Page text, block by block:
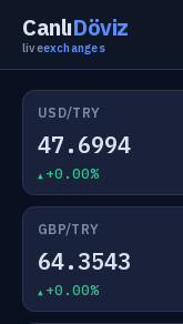
CanlıDöviz
liveexchanges
USD/TRY
47.6994
+0.00%
GBP/TRY
64.3543
+0.00%